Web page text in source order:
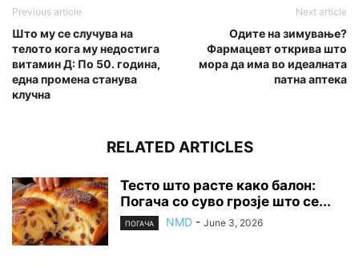
Previous article
Што му се случува на
телото кога му недостига
витамин Д: По 50. година,
една промена станува
клучна
Next article
Одите на зимување?
Фармацевт открива што
мора да има во идеалната
патна аптека
RELATED ARTICLES
Тесто што расте како балон:
Погача со суво грозје што се...
ПОГАЧА NMD - June 3, 2026